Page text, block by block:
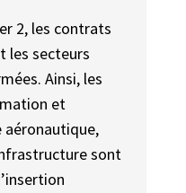
2, les contrats
les secteurs
Ainsi, les
et
aéronautique,
sont